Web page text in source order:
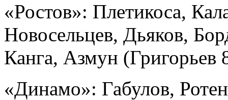
«Ростов»: Плетикоса,
Новосельцев, Дьяков,
Канга, Азмун
«Динамо»: Габулов,